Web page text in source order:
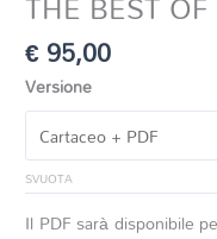
€95,00
Versione
SVUOTA
Il PDF sarà disponibile